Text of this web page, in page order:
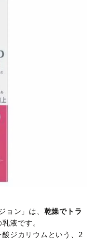
ョン」は、 乾燥でトラ
液です。
ジカリウムという、2